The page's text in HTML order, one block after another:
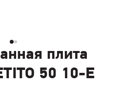
плита
50 10-E